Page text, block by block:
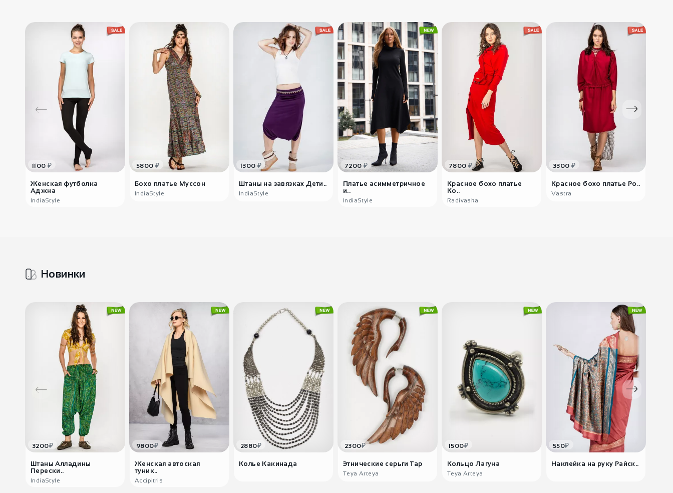
3300
Колье Дибругарх
1100 ₽
Женская футболка
Аджна
IndiaStyle
5800 ₽
Бохо платье Муссон
IndiaStyle
1300 ₽
Штаны на завязках Дети..
IndiaStyle
7200 ₽
Платье асимметричное
и..
IndiaStyle
7800 ₽
Красное бохо платье
Ко..
Radivaska
3300 ₽
Красное бохо платье Ро..
Vastra
Новинки
3200₽
Штаны Алладины
Перески..
IndiaStyle
9800₽
Женская автоская
туник..
Accipitris
2880₽
Колье Какинада
2300₽
Этнические серьги Тар
Teya Arteya
1500₽
Кольцо Лагуна
Teya Arteya
550₽
Наклейка на руку Райск..